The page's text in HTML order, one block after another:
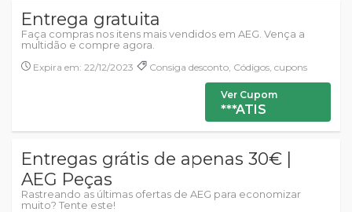
Entrega gratuita
Faça compras nos itens mais vendidos em AEG. Vença a
multidão e compre agora.
Expira em: 22/12/2023
Consiga desconto, Códigos, cupons
Ver Cupom
***ATIS
Entregas grátis de apenas 30€ |
AEG Peças
Rastreando as últimas ofertas de AEG para economizar
muito? Tente este!